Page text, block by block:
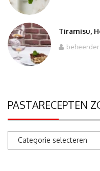
Tiramisu,
beheerder
PASTARECEPTEN
Pastarecepten